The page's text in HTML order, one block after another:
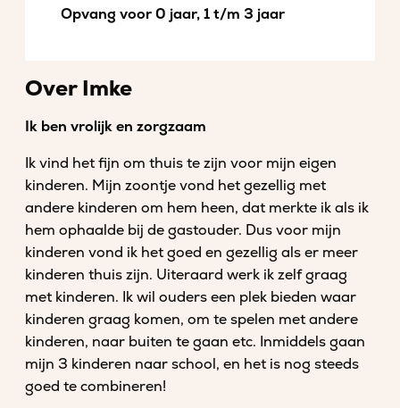
Opvang voor 0 jaar, 1 t/m 3 jaar
Over Imke
Ik ben vrolijk en zorgzaam
Ik vind het fijn om thuis te zijn voor mijn eigen
kinderen. Mijn zoontje vond het gezellig met
andere kinderen om hem heen, dat merkte ik als ik
hem ophaalde bij de gastouder. Dus voor mijn
kinderen vond ik het goed en gezellig als er meer
kinderen thuis zijn. Uiteraard werk ik zelf graag
met kinderen. Ik wil ouders een plek bieden waar
kinderen graag komen, om te spelen met andere
kinderen, naar buiten te gaan etc. Inmiddels gaan
mijn 3 kinderen naar school, en het is nog steeds
goed te combineren!